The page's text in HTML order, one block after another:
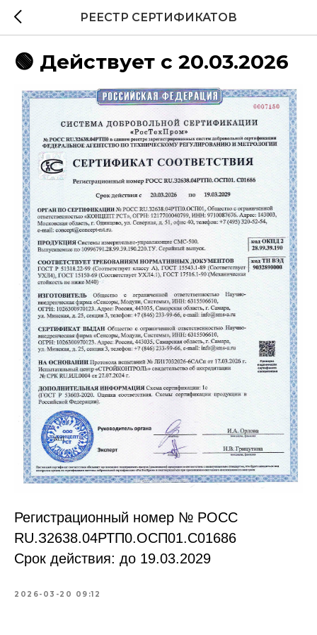
РЕЕСТР СЕРТИФИКАТОВ
🟢 Действует с 20.03.2026
Регистрационный номер № РОСС
RU.З2638.04РТП0.OCП01.С01686
Срок действия: до 19.03.2029
2026-03-20 09:12